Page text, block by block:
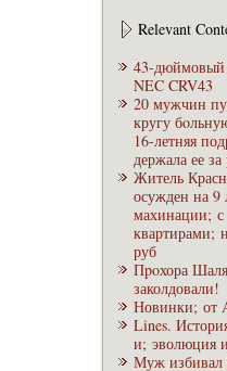
Relevant
43-
NEC CRV43
20 мужчин
кругу
16-летняя
держала ее за
Житель
осужден на 9
махинации; с
квартирами;
руб
Пpoхора
заколдовали!
Новинки; от
Lines.
и; эволюция
Муж